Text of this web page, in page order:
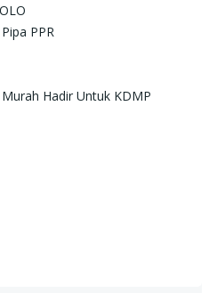
PPR
Hadir Untuk KDMP